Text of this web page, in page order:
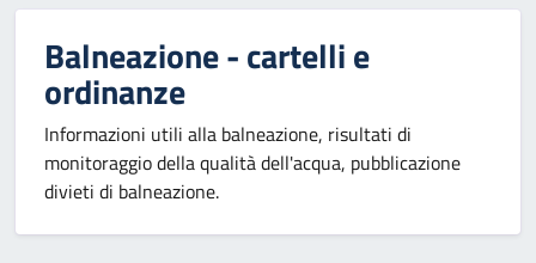
Balneazione - cartelli e
ordinanze
Informazioni utili alla balneazione, risultati di
monitoraggio della qualità dell'acqua, pubblicazione
divieti di balneazione.